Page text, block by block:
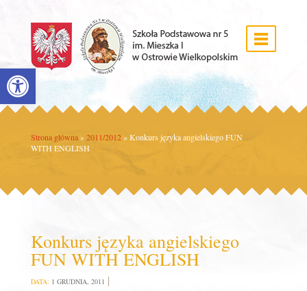
Open toolbar
Strona główna » 2011/2012 »Konkurs języka angielskiego FUN
WITH ENGLISH
Konkurs języka angielskiego
FUN WITH ENGLISH
DATA: 1 GRUDNIA, 2011